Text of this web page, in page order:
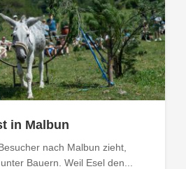
in Malbun
nach Malbun zieht,
Bauern. Weil Esel den...